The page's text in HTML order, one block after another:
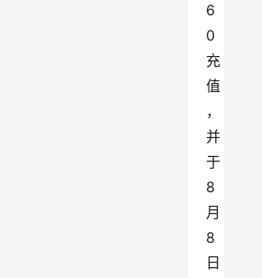
6
0
充
值
，
并
于
8
月
8
日